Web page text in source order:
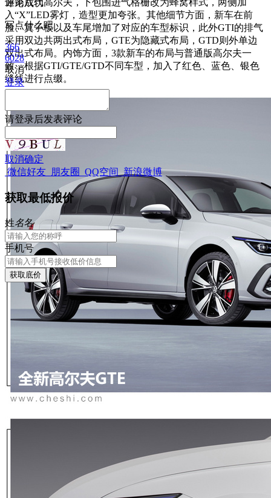
入“X”LED雾灯，造型更加夸张。其他细节方面，新车在前
脸、翼子板以及车尾增加了对应的车型标识，此外GTI的排气
采用双边共两出式布局，GTE为隐藏式布局，GTD则外单边
双出式布局。内饰方面，3款新车的布局与普通版高尔夫一
致，根据GTI/GTE/GTD不同车型，加入了红色、蓝色、银色
缝线进行点缀。
评论成功
写点什么吧
366
6028
取消
登录
请登录后发表评论
取消确定
微信好友 朋友圈 QQ空间 新浪微博
获取最低报价
姓名名
手机号
获取底价